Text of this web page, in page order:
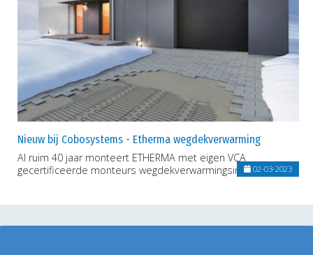
Nieuw bij Cobosystems - Etherma wegdekverwarming
Al ruim 40 jaar monteert ETHERMA met eigen VCA
gecertificeerde monteurs wegdekverwarmingsinstallaties.
02-03-2023